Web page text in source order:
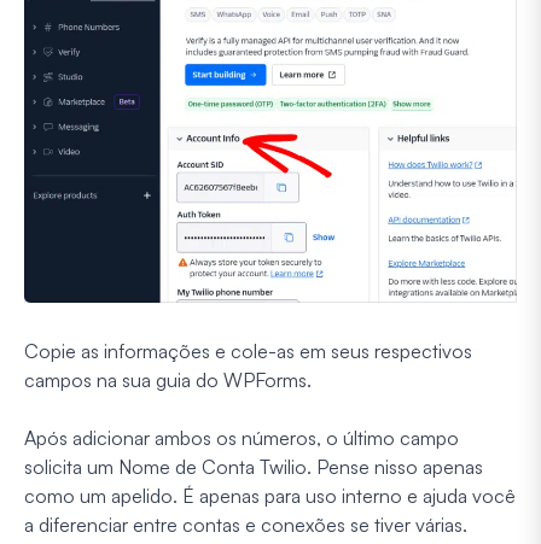
Copie as informações e cole-as em seus respectivos
campos na sua guia do WPForms.
Após adicionar ambos os números, o último campo
solicita um Nome de Conta Twilio. Pense nisso apenas
como um apelido. É apenas para uso interno e ajuda você
a diferenciar entre contas e conexões se tiver várias.